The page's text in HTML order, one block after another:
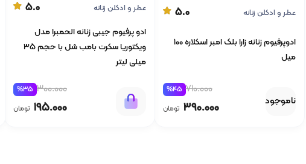
عطر و ادکلن زنانه 5.0
ادوپرفیوم زنانه زارا بلک امبر اسکلاره 100
میل
710.000
%45
390.000 تومان
ناموجود
عطر و ادکلن زنانه 5.0
ادو پرفیوم جیبی زنانه الحمبرا مدل
ویکتوریا سکرت بامب شل با حجم 35
میلی لیتر
300.000
%35
195.000 تومان